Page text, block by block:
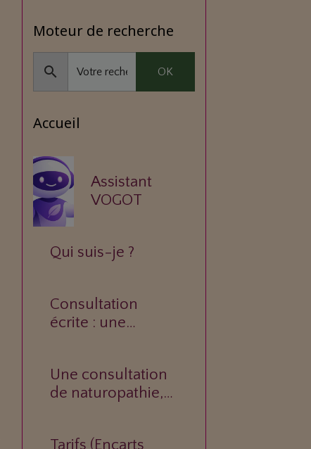
Moteur de recherche
OK
Accueil
Assistant
VOGOT
Qui suis-je ?
Consultation
écrite : une
votre question.
Une consultation
de naturopathie,
Tarifs (Encarts